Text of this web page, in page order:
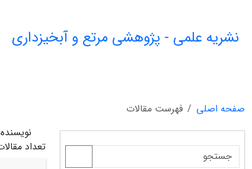
نشریه علمی - پژوهشی مرتع و آبخیزداری
صفحه اصلی
فهرست مقالات
تعداد